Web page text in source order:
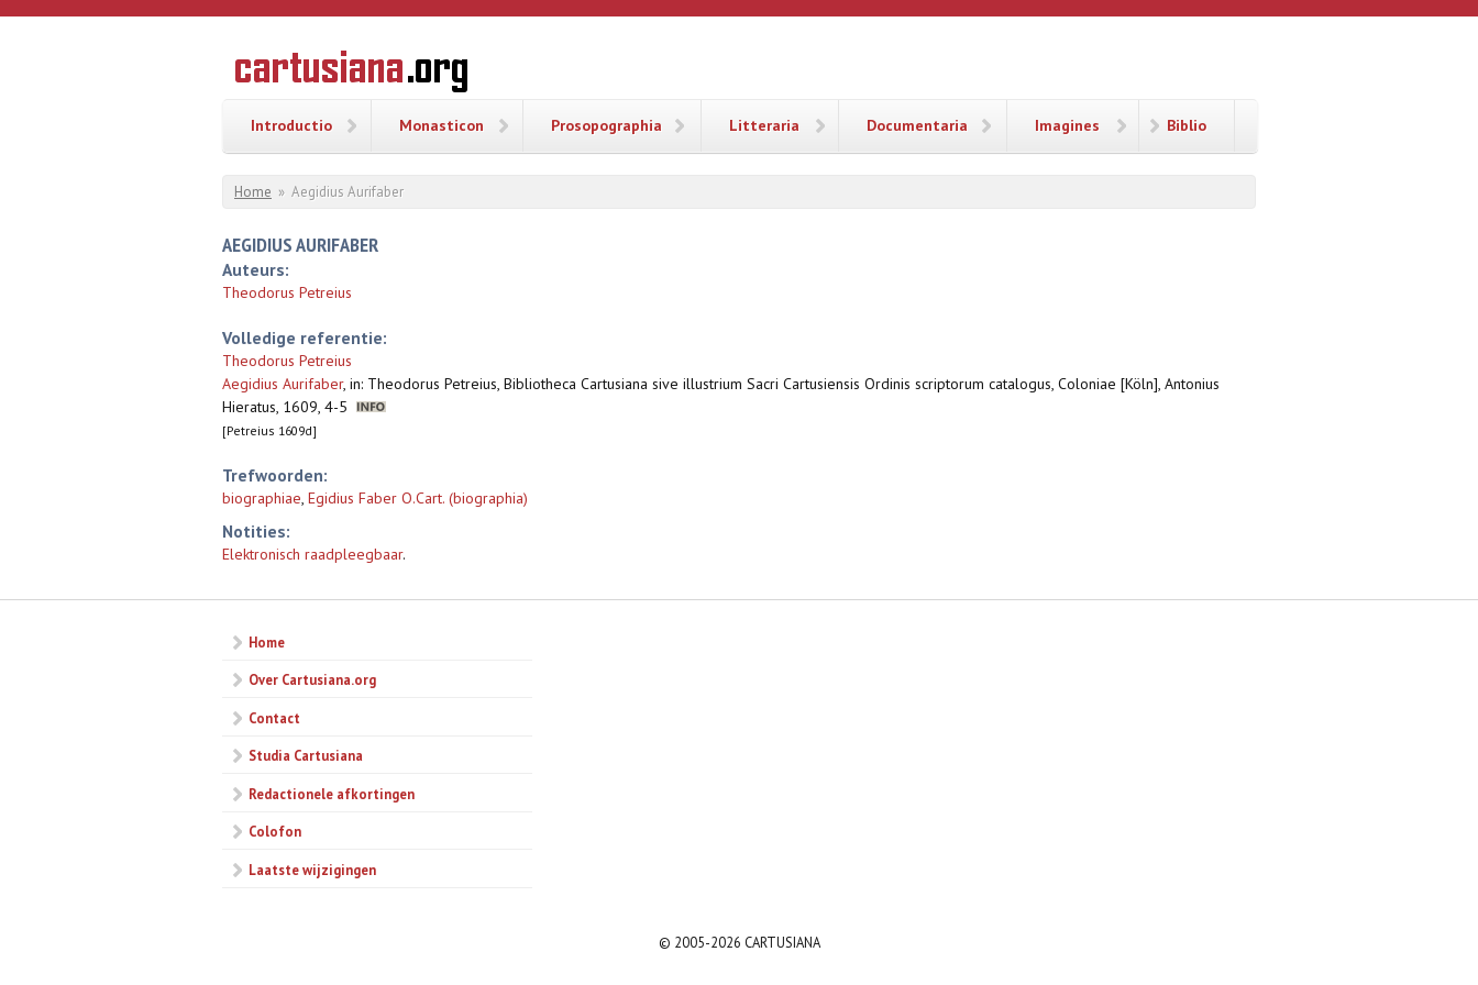
Overslaan en naar de inhoud gaan
CARTUSIANA
Geschiedenis
van de
Introductio Monasticon Prosopographia Litteraria Documentaria Imagines Biblio
U bent hier
Home » Aegidius Aurifaber
AEGIDIUS AURIFABER
Auteurs:
Theodorus Petreius
Volledige referentie:
Theodorus Petreius
Aegidius Aurifaber, in: Theodorus Petreius, Bibliotheca Cartusiana sive illustrium Sacri Cartusiensis Ordinis scriptorum catalogus, Coloniae [Köln], Antonius
Hieratus, 1609, 4-5
[Petreius 1609d]
Trefwoorden:
biographiae, Egidius Faber O.Cart. (biographia)
Notities:
Elektronisch raadpleegbaar.
Home
Over Cartusiana.org
Contact
Studia Cartusiana
Redactionele afkortingen
Colofon
Laatste wijzigingen
© 2005-2026 CARTUSIANA